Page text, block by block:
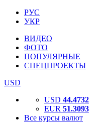
РУС
УКР
ВИДЕО
ФОТО
ПОПУЛЯРНЫЕ
СПЕЦПРОЕКТЫ
USD
USD 44.4732
EUR 51.3093
Все курсы валют